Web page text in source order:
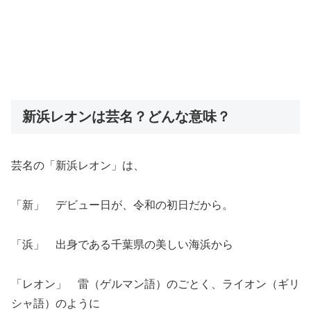
新浜レオンは芸名？どんな意味？
芸名の「新浜レオン」は、
「新」 デビュー日が、令和の初日だから。
「浜」 出身である千葉県の美しい海浜から
「レオン」 雷（ゲルマン語）のごとく、ライオン（ギリ
シャ語）のように